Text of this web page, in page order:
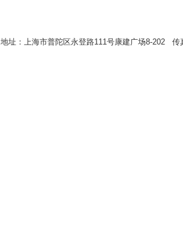
地址：上海市普陀区永登路111号康建广场8-202